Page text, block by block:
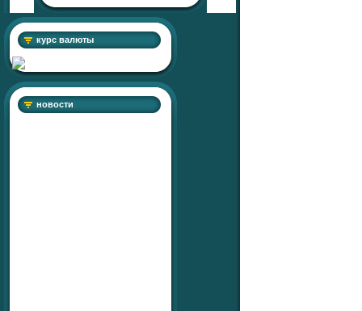
курс валюты
новости